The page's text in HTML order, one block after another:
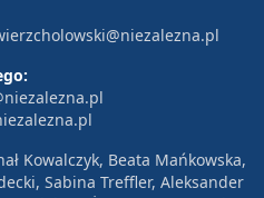
Kowalczyk, Beata Mańkowska,
Sabina Treffler, Aleksander